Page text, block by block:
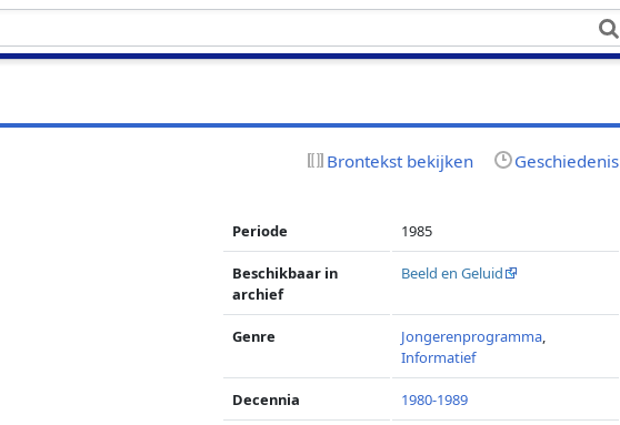
Brontekst bekijken Geschiedenis
Periode 1985
Beschikbaar in
archief
Beeld en Geluid
Genre Jongerenprogramma,
Informatief
Decennia 1980-1989